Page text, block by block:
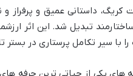
کریگ، داستانی عمیق و
تبدیل شد. این اثر
با سیر تکامل پرستاری در بستر
یکی از حیاتی ترین حرفه